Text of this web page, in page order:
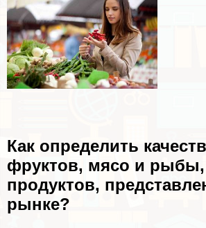
Как определить
фруктов, мясо и
продуктов,
рынке?